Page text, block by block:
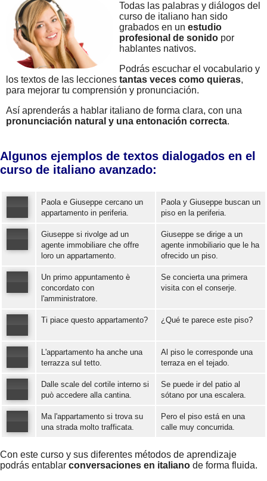
Todas las palabras y diálogos del
curso de italiano han sido
grabados en un estudio
profesional de sonido por
hablantes nativos.
Podrás escuchar el vocabulario y
los textos de las lecciones tantas veces como quieras,
para mejorar tu comprensión y pronunciación.
Así aprenderás a hablar italiano de forma clara, con una
pronunciación natural y una entonación correcta.
Algunos ejemplos de textos dialogados en el
curso de italiano avanzado:
Paola e Giuseppe cercano un
appartamento in periferia.
Paola y Giuseppe buscan un
piso en la periferia.
Giuseppe si rivolge ad un
agente immobiliare che offre
loro un appartamento.
Giuseppe se dirige a un
agente inmobiliario que le ha
ofrecido un piso.
Un primo appuntamento è
concordato con
l'amministratore.
Se concierta una primera
visita con el conserje.
Error loading: "https://www.idiomaspc.com/curso-aprender-italiano-avanzado/audio/4006.mp3"
Ti piace questo appartamento? ¿Qué te parece este piso?
L'appartamento ha anche una
terrazza sul tetto.
Al piso le corresponde una
terraza en el tejado.
Dalle scale del cortile interno si
può accedere alla cantina.
Se puede ir del patio al
sótano por una escalera.
Ma l'appartamento si trova su
una strada molto trafficata.
Pero el piso está en una
calle muy concurrida.
Con este curso y sus diferentes métodos de aprendizaje
podrás entablar conversaciones en italiano de forma fluida.